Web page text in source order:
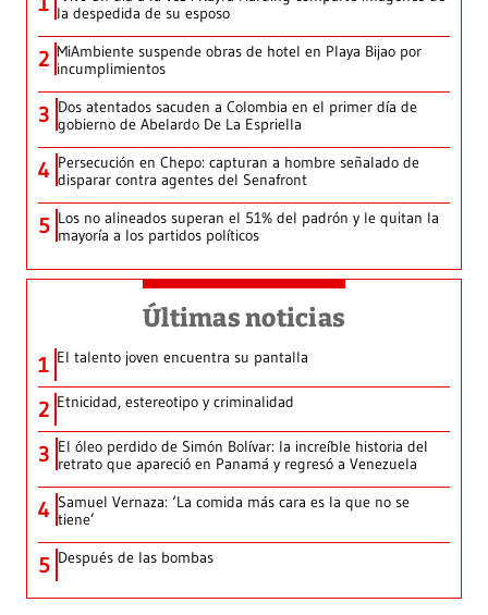
la despedida de su esposo
2 MiAmbiente suspende obras de hotel en Playa Bijao por
incumplimientos
3 Dos atentados sacuden a Colombia en el primer día de
gobierno de Abelardo De La Espriella
4 Persecución en Chepo: capturan a hombre señalado de
disparar contra agentes del Senafront
5 Los no alineados superan el 51% del padrón y le quitan la
mayoría a los partidos políticos
Últimas noticias
1 El talento joven encuentra su pantalla​
2 Etnicidad, estereotipo y criminalidad
3 El óleo perdido de Simón Bolívar: la increíble historia del
retrato que apareció en Panamá y regresó a Venezuela
4 Samuel Vernaza: ‘La comida más cara es la que no se
tiene’
5 Después de las bombas